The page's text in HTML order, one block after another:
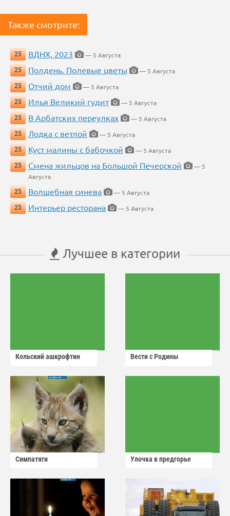
Также смотрите:
25 ВДНХ, 2023
— 5 Августа
25
Полдень. Полевые цветы
— 5 Августа
25
Отчий дом
— 5 Августа
25
Илья Великий гудит
— 5 Августа
25
В Арбатских переулках
— 5 Августа
25
Лодка с ветлой
— 5 Августа
25
Куст малины с бабочкой
— 5 Августа
25
Смена жильцов на Большой Печерской
— 5
Августа
25
Волшебная синева
— 5 Августа
25
Интерьер ресторана — 5 Августа
Лучшее в категории
Кольский ашкрофтин Вести с Родины
Симпатяги Улочка в предгорье